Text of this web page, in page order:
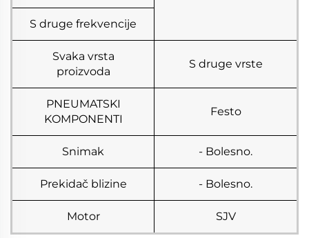
S druge frekvencije
Svaka vrsta
proizvoda
S druge vrste
PNEUMATSKI
KOMPONENTI
Festo
Snimak - Bolesno.
Prekidač blizine - Bolesno.
Motor SJV